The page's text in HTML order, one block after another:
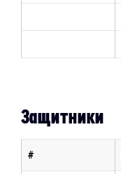
Защитники
#